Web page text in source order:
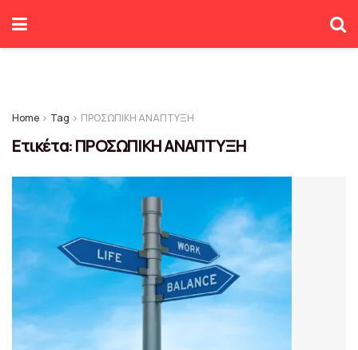
Home Tag ΠΡΟΣΩΠΙΚΗ ΑΝΑΠΤΥΞΗ
Ετικέτα:ΠΡΟΣΩΠΙΚΗ ΑΝΑΠΤΥΞΗ